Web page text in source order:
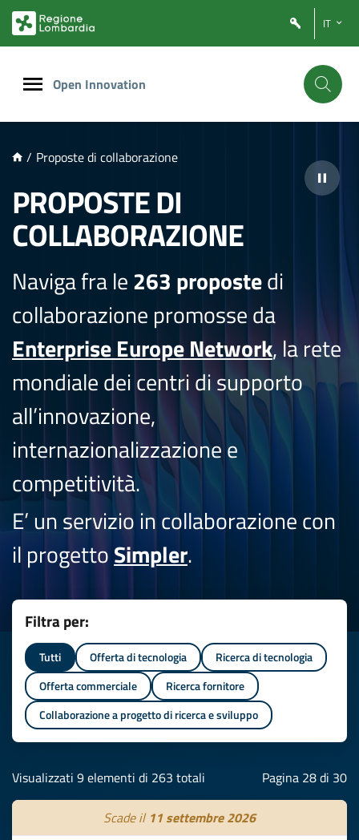
PRINCIPALE
IT
Open Innovation
/ Proposte di collaborazione
PROPOSTE DI
COLLABORAZIONE
Naviga fra le263 propostedi
collaborazione promosse da
Enterprise Europe Network, la rete
mondiale dei centri di supporto
all’innovazione,
internazionalizzazione e
competitività.
E’ un servizio in collaborazione con
il progettoSimpler.
Filtra per:
Tutti Offerta di tecnologia
Ricerca di tecnologia
Offerta commerciale
Ricerca fornitore
Collaborazione a progetto di ricerca e sviluppo
Visualizzati 9 elementi di 263 totali Pagina 28 di 30
Scade il 11 settembre 2026